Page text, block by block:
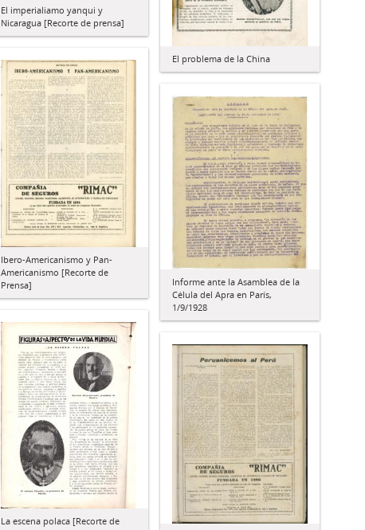
El imperialiamo yanqui y
Nicaragua [Recorte de prensa]
El problema de la China
Ibero-Americanismo y Pan-
Americanismo [Recorte de
Prensa]
Informe ante la Asamblea de la
Célula del Apra en París,
1/9/1928
La escena polaca [Recorte de